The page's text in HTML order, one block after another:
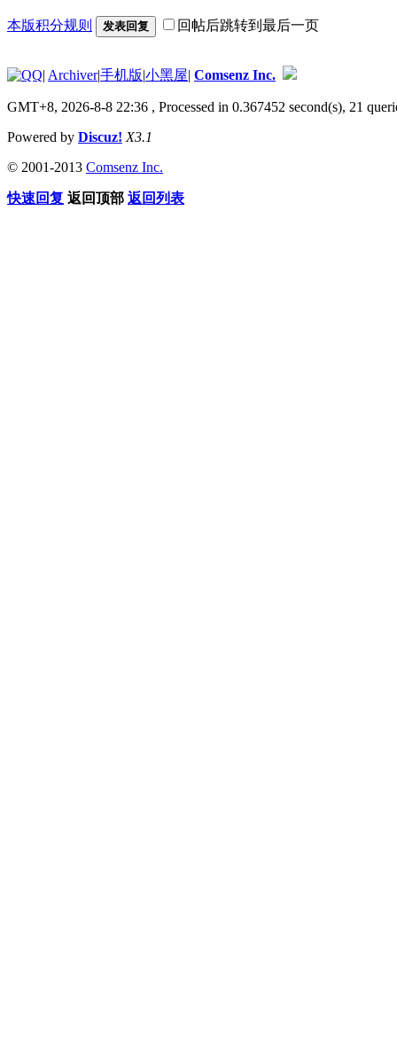
本版积分规则 发表回复 回帖后跳转到最后一页
| Archiver|手机版|小黑屋| Comsenz Inc.
GMT+8, 2026-8-8 22:36 , Processed in 0.367452 second(s), 21
Powered by Discuz! X3.1
© 2001-2013 Comsenz Inc.
快速回复 返回顶部 返回列表